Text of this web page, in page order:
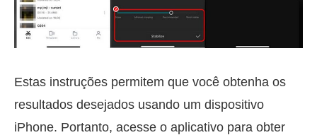
Estas instruções permitem que você obtenha os
resultados desejados usando um dispositivo
iPhone. Portanto, acesse o aplicativo para obter